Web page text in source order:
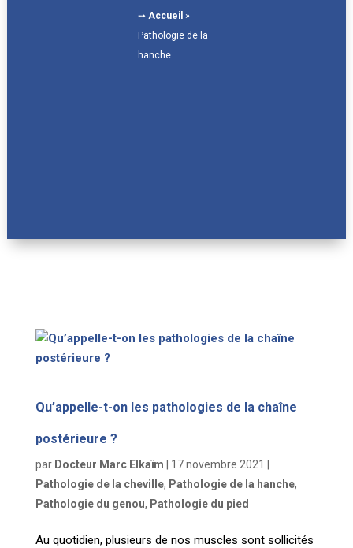
➙ Accueil »
Pathologie de la
hanche
Qu’appelle-t-on les pathologies de la chaîne
postérieure ?
par Docteur Marc Elkaïm 17 novembre 2021
Pathologie de la cheville, Pathologie de la hanche,
Pathologie du genou, Pathologie du pied
Au quotidien, plusieurs de nos muscles sont sollicités